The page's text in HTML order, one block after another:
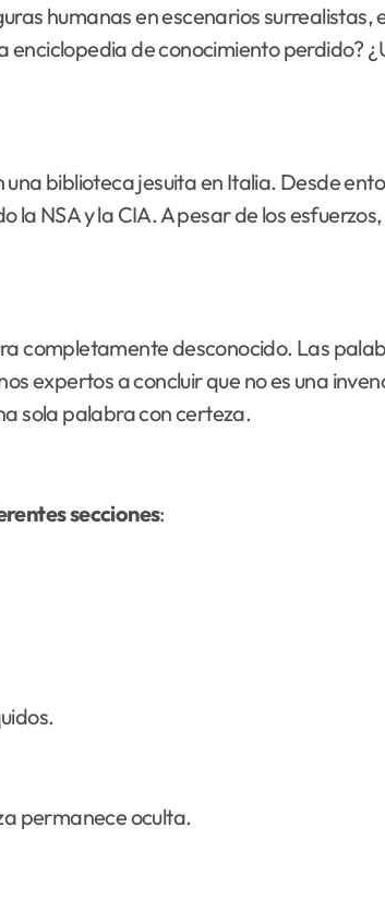
humanas en escenarios surrealistas,
enciclopedia de conocimiento perdido?
biblioteca jesuita en Italia. Desde
NSA y la CIA. A pesar de los
completamente desconocido. Las
expertos a concluir que no es una
sola palabra con certeza.
secciones:
permanece oculta.